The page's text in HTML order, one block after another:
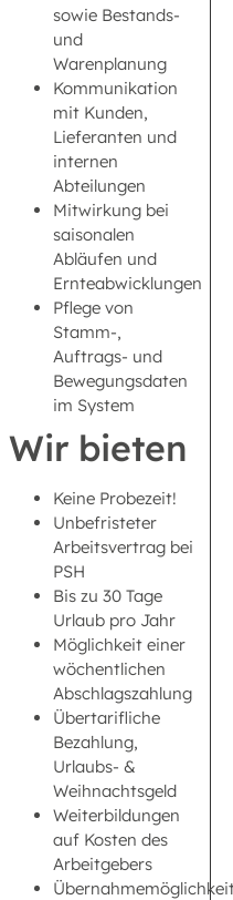
sowie Bestands-
und
Warenplanung
Kommunikation
mit Kunden,
Lieferanten und
internen
Abteilungen
Mitwirkung bei
saisonalen
Abläufen und
Ernteabwicklungen
Pflege von
Stamm-,
Auftrags- und
Bewegungsdaten
im System
Wir bieten
Keine Probezeit!
Unbefristeter
Arbeitsvertrag bei
PSH
Bis zu 30 Tage
Urlaub pro Jahr
Möglichkeit einer
wöchentlichen
Abschlagszahlung
Übertarifliche
Bezahlung,
Urlaubs- &
Weihnachtsgeld
Weiterbildungen
auf Kosten des
Arbeitgebers